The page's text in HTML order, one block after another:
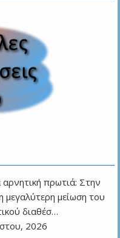
αρνητική πρωτιά: Στην
μεγαλύτερη μείωση του
διαθέσ…
2026